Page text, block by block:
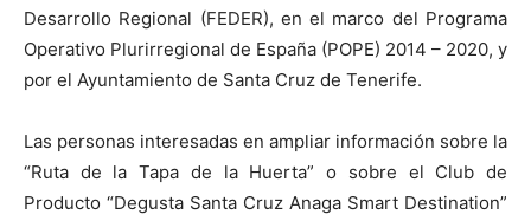
Desarrollo Regional (FEDER), en el marco del Programa
Operativo Plurirregional de España (POPE) 2014 – 2020, y
por el Ayuntamiento de Santa Cruz de Tenerife.
Las personas interesadas en ampliar información sobre la
“Ruta de la Tapa de la Huerta” o sobre el Club de
Producto “Degusta Santa Cruz Anaga Smart Destination”